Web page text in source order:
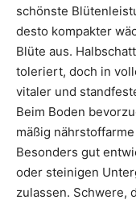
schönste
desto kompakter
Blüte aus.
toleriert, doch in
vitaler und
Beim Boden
mäßig
Besonders gut
oder steinigen
zulassen. Schwere,